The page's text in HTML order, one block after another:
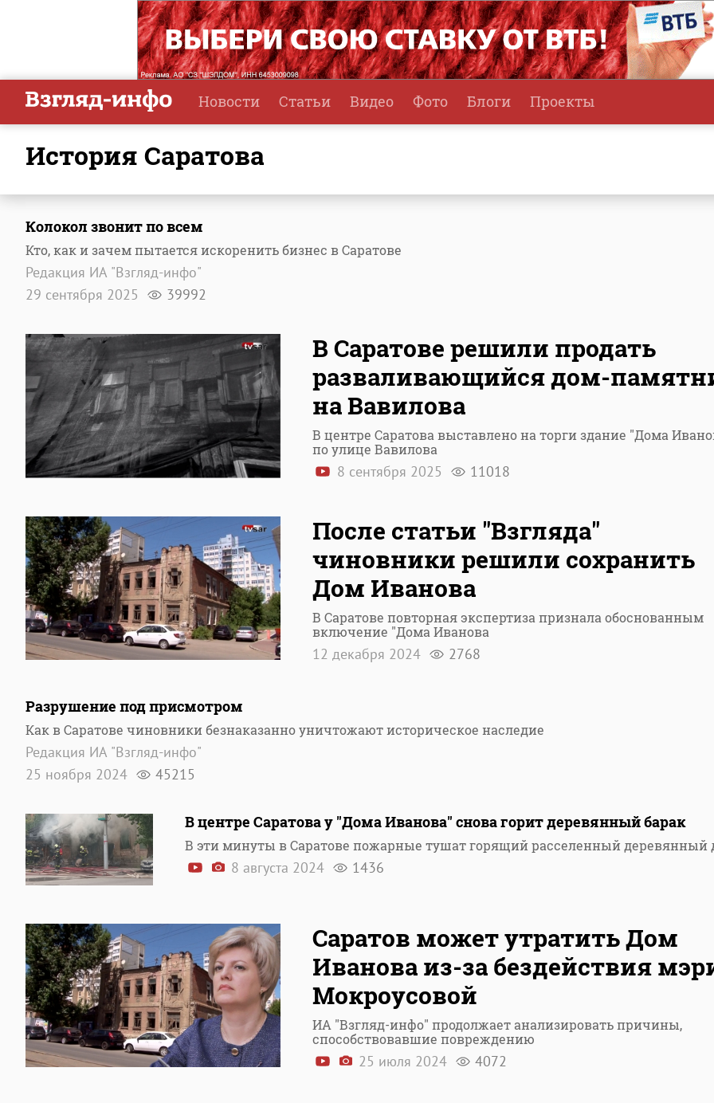
Новости Статьи Видео Фото Блоги Проекты
история Саратова
Колокол звонит по всем
Кто, как и зачем пытается искоренить бизнес в Саратове
Редакция ИА "Взгляд-инфо"
29 сентября 2025
39992
В Саратове решили продать
разваливающийся дом-
на Вавилова
В центре Саратова выставлено на торги здание "Дома
по улице Вавилова
8 сентября 2025 11018
После статьи "Взгляда"
чиновники решили сохранить
Дом Иванова
В Саратове повторная экспертиза признала обоснованным
включение "Дома Иванова
12 декабря 2024 2768
Разрушение под присмотром
Как в Саратове чиновники безнаказанно уничтожают историческое наследие
Редакция ИА "Взгляд-инфо"
25 ноября 2024
45215
В центре Саратова у "Дома Иванова" снова горит деревянный барак
В эти минуты в Саратове пожарные тушат горящий расселенный деревянный
8 августа 2024 1436
Саратов может утратить Дом
Иванова из-за бездействия
Мокроусовой
ИА "Взгляд-инфо" продолжает анализировать причины,
способствовавшие повреждению
25 июля 2024 4072